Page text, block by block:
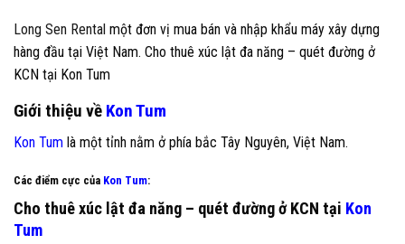
Long Sen Rental một đơn vị mua bán và nhập khẩu máy xây dựng
hàng đầu tại Việt Nam. Cho thuê xúc lật đa năng – quét đường ở
KCN tại Kon Tum
Giới thiệu về Kon Tum
Kon Tum là một tỉnh nằm ở phía bắc Tây Nguyên, Việt Nam.
Các điểm cực của Kon Tum:
Cho thuê xúc lật đa năng – quét đường ở KCN tại Kon
Tum